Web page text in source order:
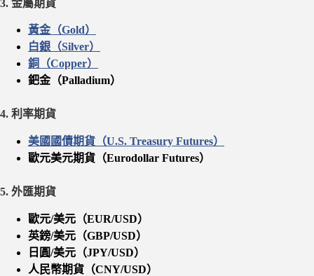
3. 金屬期貨
黃金（Gold）
白銀（Silver）
銅（Copper）
鈀金（Palladium）
4. 利率期貨
美國國債期貨（U.S. Treasury Futures）
歐元美元期貨（Eurodollar Futures）
5. 外匯期貨
歐元/美元（EUR/USD）
英鎊/美元（GBP/USD）
日圓/美元（JPY/USD）
人民幣期貨（CNY/USD）